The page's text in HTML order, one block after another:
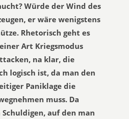
Würde der Wind des
er wäre wenigstens
Rhetorisch geht es
Art Kriegsmodus
na klar, die
logisch ist, da man den
Paniklage die
muss. Da
auf den man